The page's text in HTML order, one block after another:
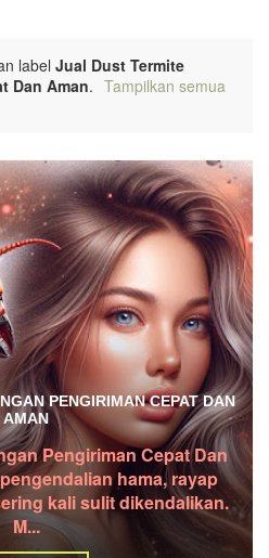
label Jual Dust Termite
Dan Aman. Tampilkan semua
PENGIRIMAN CEPAT DAN
AMAN
Pengiriman Cepat Dan
hama, rayap
kali sulit dikendalikan.
M...